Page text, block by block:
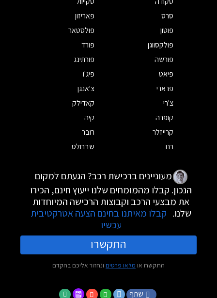
סרס
פאריזון
פוטון
פולסטאר
פולקסווגן
פורד
פורשה
פורתינג
פיאט
פיג'ו
פרארי
צ'אנגן
צ'רי
קאדילק
קופרה
קיה
קרייזלר
רובר
רנו
שברולט
מעוניינים ברכישת רכב? הגעתם למקום
הנכון. קבלו מהמומחים שלנו ייעוץ חינם, הכירו
את מבצעי הרכב וקבוצות הרכישה המיוחדות
שלנו. קבלו מאיתנו בחינם הצעה אטרקטיבית
עכשיו
התקשרו
התקשרו או מלאו פרטים ונחזור אליכם בהקדם
שתף